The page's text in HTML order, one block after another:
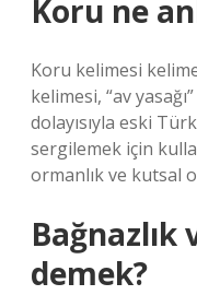
Koru ne
Koru kelimesi
kelimesi, “av
dolayısıyla eski
sergilemek için
ormanlık ve kutsal
Bağnazlık
demek?